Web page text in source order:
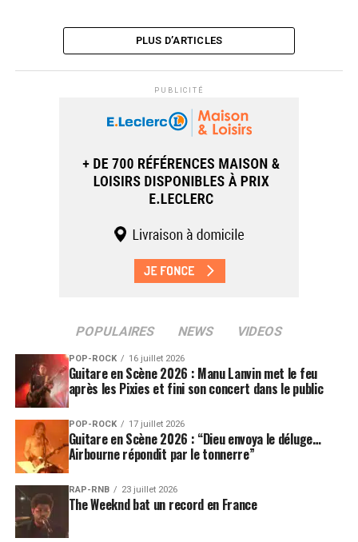
PLUS D’ARTICLES
PUBLICITÉ
POPULAIRES NEWS VIDEOS
POP-ROCK 16 juillet 2026
Guitare en Scène 2026 : Manu Lanvin met le feu
après les Pixies et fini son concert dans le public
POP-ROCK 17 juillet 2026
Guitare en Scène 2026 : “Dieu envoya le déluge…
Airbourne répondit par le tonnerre”
RAP-RNB 23 juillet 2026
The Weeknd bat un record en France